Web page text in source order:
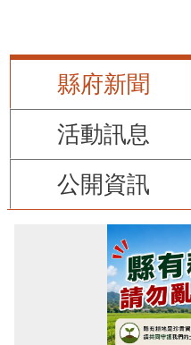
縣府新聞
活動訊息
公開資訊